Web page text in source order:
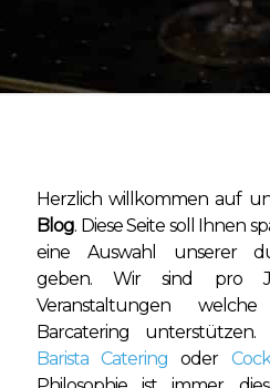
Herzlich willkommen auf
Blog. Diese Seite soll Ihnen
eine Auswahl unserer
geben. Wir sind pro
Veranstaltungen
Barcatering
Barista Catering oder